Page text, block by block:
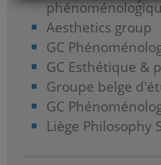
Aesthetics group
GC
GC Esthétique &
Groupe belge
GC
Liège Philosophy